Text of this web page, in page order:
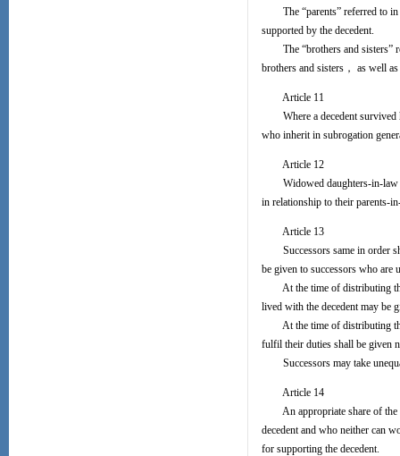
The “parents” referred to in
supported by the decedent.
The “brothers and sisters”
brothers and sisters， as well
Article 11
Where a decedent survived
who inherit in subrogation
Article 12
Widowed daughters-in-law
in relationship to their parents-
Article 13
Successors same in order
be given to successors who
At the time of distributing the
lived with the decedent may be
At the time of distributing the
fulfil their duties shall be given
Successors may take
Article 14
An appropriate share of the
decedent and who neither can
for supporting the decedent.